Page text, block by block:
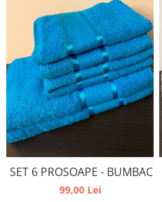
SET 6 PROSOAPE - BUMBAC
99,00 Lei